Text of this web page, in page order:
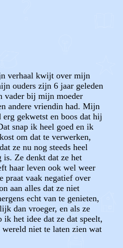
verhaal kwijt over mijn
ouders zijn 6 jaar geleden
vader bij mijn moeder
andere vriendin had. Mijn
erg gekwetst en boos dat hij
snap ik heel goed en ik
om dat te verwerken,
ze nu nog steeds heel
Ze denkt dat ze het
haar leven ook wel weer
praat vaak negatief over
aan alles dat ze niet
echt van te genieten,
dan vroeger, en als ze
het idee dat ze dat speelt,
niet te laten zien wat